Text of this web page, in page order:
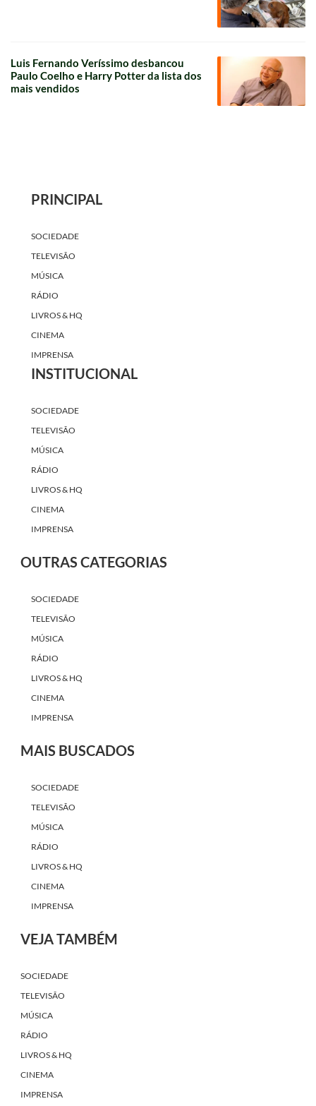
Luis Fernando Veríssimo desbancou
Paulo Coelho e Harry Potter da lista dos
mais vendidos
PRINCIPAL
SOCIEDADE
TELEVISÃO
MÚSICA
RÁDIO
LIVROS & HQ
CINEMA
IMPRENSA
INSTITUCIONAL
SOCIEDADE
TELEVISÃO
MÚSICA
RÁDIO
LIVROS & HQ
CINEMA
IMPRENSA
OUTRAS CATEGORIAS
SOCIEDADE
TELEVISÃO
MÚSICA
RÁDIO
LIVROS & HQ
CINEMA
IMPRENSA
MAIS BUSCADOS
SOCIEDADE
TELEVISÃO
MÚSICA
RÁDIO
LIVROS & HQ
CINEMA
IMPRENSA
VEJA TAMBÉM
SOCIEDADE
TELEVISÃO
MÚSICA
RÁDIO
LIVROS & HQ
CINEMA
IMPRENSA